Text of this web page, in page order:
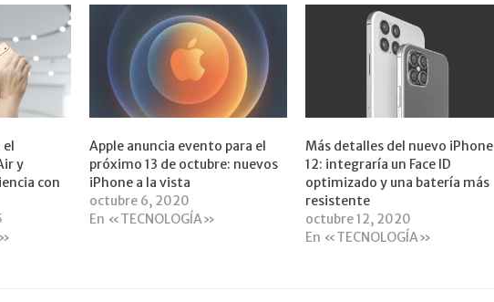
el
y
con
Apple anuncia evento para el
próximo 13 de octubre: nuevos
iPhone a la vista
octubre 6, 2020
En «TECNOLOGÍA»
Más detalles del nuevo iPhone
12: integraría un Face ID
optimizado y una batería más
resistente
octubre 12, 2020
En «TECNOLOGÍA»